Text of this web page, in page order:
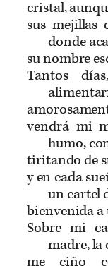
cristal,
sus mejillas
donde
su nombre
Tantos
vendrá mi
humo,
tiritando de
y en cada
un cartel
bienvenida
Sobre mi
madre, la
me ciño